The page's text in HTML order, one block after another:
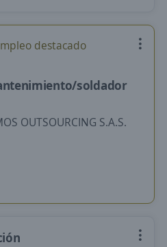
destacado
soldador
OUTSOURCING S.A.S.